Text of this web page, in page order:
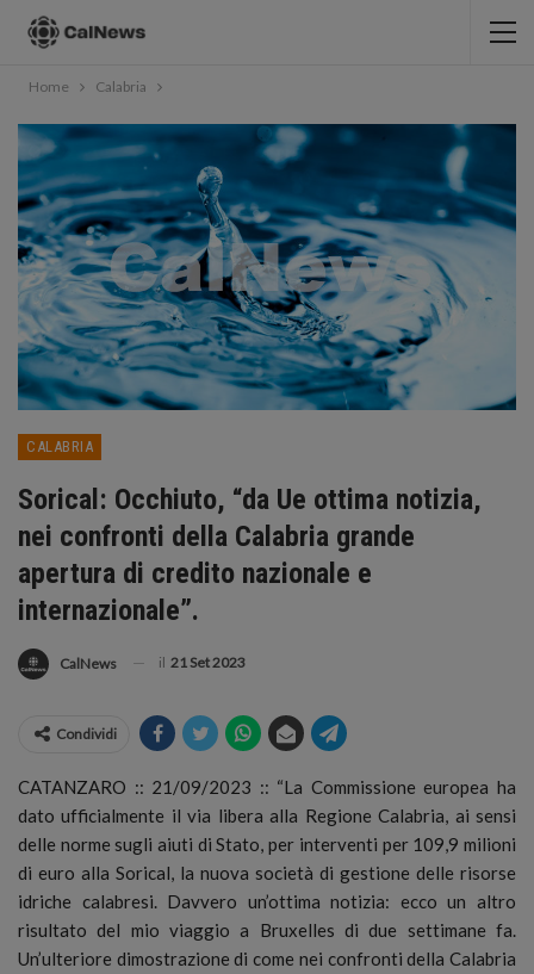
Home Calabria
CALABRIA
Sorical: Occhiuto, “da Ue ottima notizia,
nei confronti della Calabria grande
apertura di credito nazionale e
internazionale”.
CalNews il 21 Set 2023
Condividi
CATANZARO :: 21/09/2023 :: “La Commissione europea ha
dato ufficialmente il via libera alla Regione Calabria, ai sensi
delle norme sugli aiuti di Stato, per interventi per 109,9 milioni
di euro alla Sorical, la nuova società di gestione delle risorse
idriche calabresi. Davvero un’ottima notizia: ecco un altro
risultato del mio viaggio a Bruxelles di due settimane fa.
Un’ulteriore dimostrazione di come nei confronti della Calabria